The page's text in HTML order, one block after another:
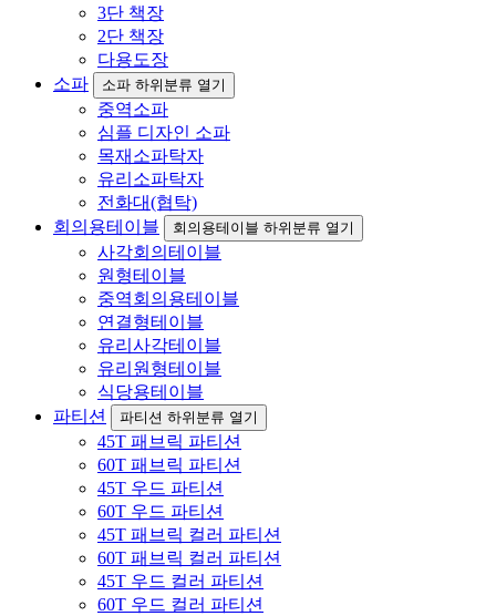
3단 책장
2단 책장
다용도장
소파
소파 하위분류 열기
중역소파
심플 디자인 소파
목재소파탁자
유리소파탁자
전화대(협탁)
회의용테이블
회의용테이블 하위분류 열기
사각회의테이블
원형테이블
중역회의용테이블
연결형테이블
유리사각테이블
유리원형테이블
식당용테이블
파티션
파티션 하위분류 열기
45T 패브릭 파티션
60T 패브릭 파티션
45T 우드 파티션
60T 우드 파티션
45T 패브릭 컬러 파티션
60T 패브릭 컬러 파티션
45T 우드 컬러 파티션
60T 우드 컬러 파티션